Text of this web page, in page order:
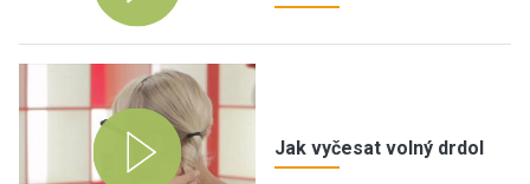
Jak vyčesat volný drdol